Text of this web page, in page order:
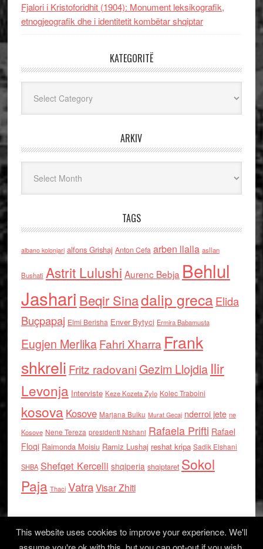
Fjalori i Kristoforidhit (1904): Monument leksikografik,
etnogjeografik dhe i identitetit kombëtar shqiptar
KATEGORITË
ARKIV
TAGS
albano kolonjari alfons Grishaj Anton Cefa arben llalla asllan
Bushati Astrit Lulushi Aurenc Bebja Behlul
Jashari Beqir Sinadalip grecaElida
Buçpapaj Elmi Berisha Enver Bytyci Ermira Babamusta
Eugjen MerlikaFahri Xharra Frank
shkreli Fritz radovaniGezim Llojdia Ilir
Levonja Interviste Keze Kozeta Zylo Kolec Traboini
kosova Kosove Marjana Bulku Murat Gecaj nderroi jete ne
Kosove Nene Tereza presidenti Nishani Rafaela Prifti Rafael
Floqi Raimonda Moisiu Ramiz Lushaj reshat kripa Sadik Elshani
SHBA Shefqet Kercelli shqiperia shqiptaret Sokol
Paja Thaci VatraVisar Zhiti
This website uses cookies to improve your experience. We'll